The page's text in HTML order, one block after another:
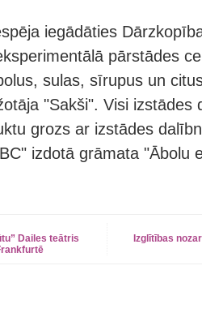
iegādāties
pārstādes
sulas, sīrupus un
"Sakši". Visi izstādes
grozs ar izstādes
izdotā grāmata "Ābolu
Dailes teātris
Izglītības